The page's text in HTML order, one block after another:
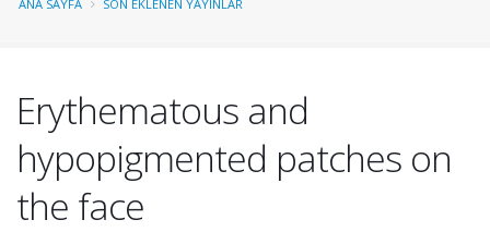
ANA SAYFA SON EKLENEN YAYINLAR
Erythematous and
hypopigmented patches on
the face